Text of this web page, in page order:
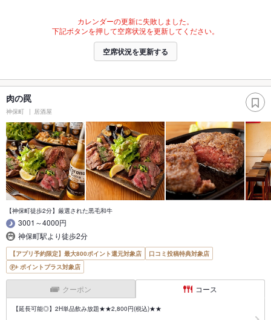
カレンダーの更新に失敗しました。
下記ボタンを押して空席状況を更新してください。
空席状況を更新する
肉の罠
神保町 居酒屋
【神保町徒歩2分】厳選された黒毛和牛
3001～4000円
神保町駅より徒歩2分
【アプリ予約限定】最大800ポイント還元対象店
口コミ投稿特典対象店
ポイントプラス対象店
クーポン コース
【延長可能◎】2H単品飲み放題★★2,800円(税込)★★